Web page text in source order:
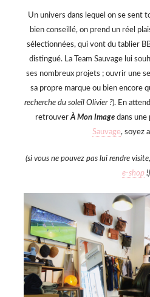
Un univers dans lequel on se sent
bien conseillé, on prend un réel
sélectionnées, qui vont du tablier
distingué. La Team Sauvage lui
ses nombreux projets ; ouvrir une
sa propre marque ou bien encore
recherche du soleil Olivier ?). En
retrouver À Mon Image dans une
Sauvage, soyez
(si vous ne pouvez pas lui rendre
e-shop !)